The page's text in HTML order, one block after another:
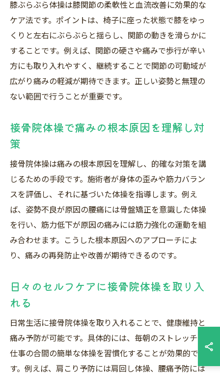
膝ぶらぶら体操は膝関節の柔軟性と血流改善に効果的な
ケア法です。ポイントは、椅子に座った状態で膝をゆっ
くりと左右にぶらぶらと揺らし、関節の動きを滑らかに
することです。例えば、関節の硬さや痛みで歩行が辛い
方にも取り入れやすく、継続することで関節の可動域が
広がり痛みの軽減が期待できます。正しい姿勢と無理の
ない範囲で行うことが重要です。
接骨院体操で痛みの根本原因を理解し対
策
接骨院体操は痛みの根本原因を理解し、的確な対策を講
じるための手段です。施術者が身体の歪みや筋力バラン
スを評価し、それに基づいた体操を指導します。例え
ば、姿勢不良が原因の腰痛には骨盤矯正を意識した体操
を行い、筋力低下が原因の痛みには筋力強化の運動を組
み合わせます。こうした根本原因へのアプローチによ
り、痛みの再発防止や改善が期待できるのです。
日々のセルフケアに接骨院体操を取り入
れる
日常生活に接骨院体操を取り入れることで、健康維持と
痛み予防が可能です。具体的には、毎朝のストレッチや
仕事の合間の簡単な体操を習慣化することが効果的で
す。例えば、肩こり予防には肩回し体操、腰痛予防には